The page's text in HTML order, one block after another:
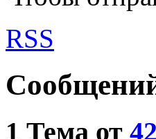
RSS
1 Тема от